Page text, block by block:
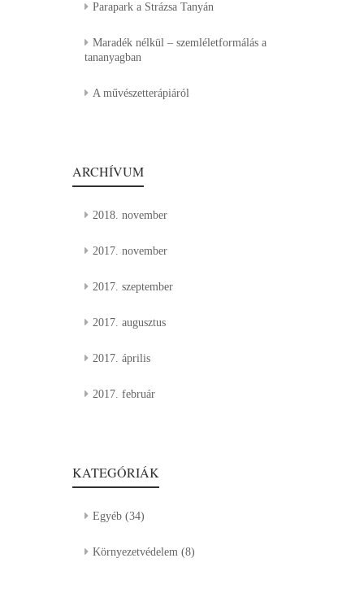
Parapark a Strázsa Tanyán
Maradék nélkül – szemléletformálás a
tananyagban
A művészetterápiáról
ARCHÍVUM
2018. november
2017. november
2017. szeptember
2017. augusztus
2017. április
2017. február
KATEGÓRIÁK
Egyéb (34)
Környezetvédelem (8)